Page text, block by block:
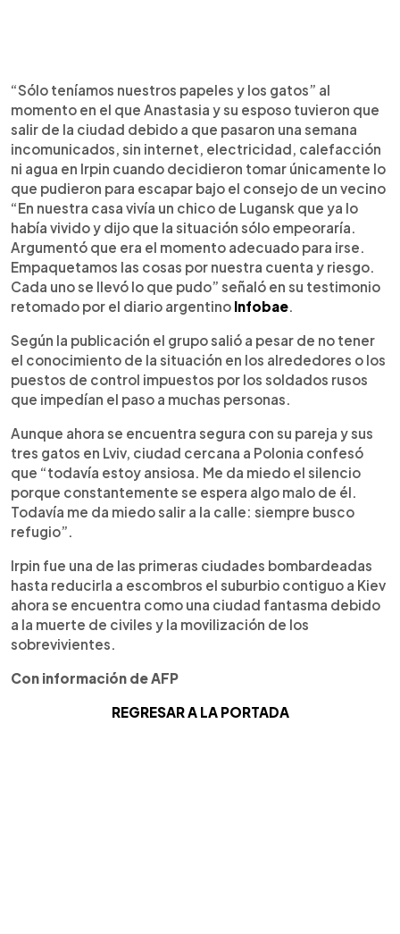
“Sólo teníamos nuestros papeles y los gatos” al
momento en el que Anastasia y su esposo tuvieron que
salir de la ciudad debido a que pasaron una semana
incomunicados, sin internet, electricidad, calefacción
ni agua en Irpin cuando decidieron tomar únicamente lo
que pudieron para escapar bajo el consejo de un vecino
“En nuestra casa vivía un chico de Lugansk que ya lo
había vivido y dijo que la situación sólo empeoraría.
Argumentó que era el momento adecuado para irse.
Empaquetamos las cosas por nuestra cuenta y riesgo.
Cada uno se llevó lo que pudo” señaló en su testimonio
retomado por el diario argentino Infobae.
Según la publicación el grupo salió a pesar de no tener
el conocimiento de la situación en los alrededores o los
puestos de control impuestos por los soldados rusos
que impedían el paso a muchas personas.
Aunque ahora se encuentra segura con su pareja y sus
tres gatos en Lviv, ciudad cercana a Polonia confesó
que “todavía estoy ansiosa. Me da miedo el silencio
porque constantemente se espera algo malo de él.
Todavía me da miedo salir a la calle: siempre busco
refugio”.
Irpin fue una de las primeras ciudades bombardeadas
hasta reducirla a escombros el suburbio contiguo a Kiev
ahora se encuentra como una ciudad fantasma debido
a la muerte de civiles y la movilización de los
sobrevivientes.
Con información de AFP
REGRESAR A LA PORTADA